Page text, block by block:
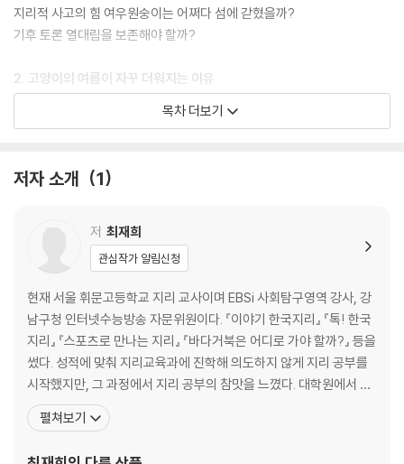
지리적 사고의 힘 여우원숭이는 어쩌다 섬에 갇혔을까?
기후 토론 열대림을 보존해야 할까?
2. 고양이의 여름이 자꾸 더워지는 이유
지리적 사고의 힘 도시를 더 나은 공간으로
3. 바다거북은 어디로 가야 할까?
지리적 사고의 힘 산호가 만든 섬의 비밀
기후 토론 산호초 군락을 보존해야 할까?
4. 가젤의 초원을 지키려면
지리적 사고의 힘 남극에도 사막이 있다
기후 토론 사막화 방지 VS 유목민의 삶
5. 순록과 판도라의 상자
목차 더보기
저자 소개 1
저 최재희
관심작가 알림신청
현재 서울 휘문고등학교 지리 교사이며 EBSi 사회탐구영역 강사, 강
남구청 인터넷수능방송 자문위원이다. 『이야기 한국지리』 『톡! 한국
지리』 『스포츠로 만나는 지리』 『바다거북은 어디로 가야 할까?』 등을
썼다. 성적에 맞춰 지리교육과에 진학해 의도하지 않게 지리 공부를
시작했지만, 그 과정에서 지리 공부의 참맛을 느꼈다. 대학원에서 부
족한 부분을 보충하면서 지리와 다양한 분야의 연결 고리를 찾으려
노력했다. 고등학교 지리 교사로 생활하면서 때론 교과서를 벗어난
펼쳐보기